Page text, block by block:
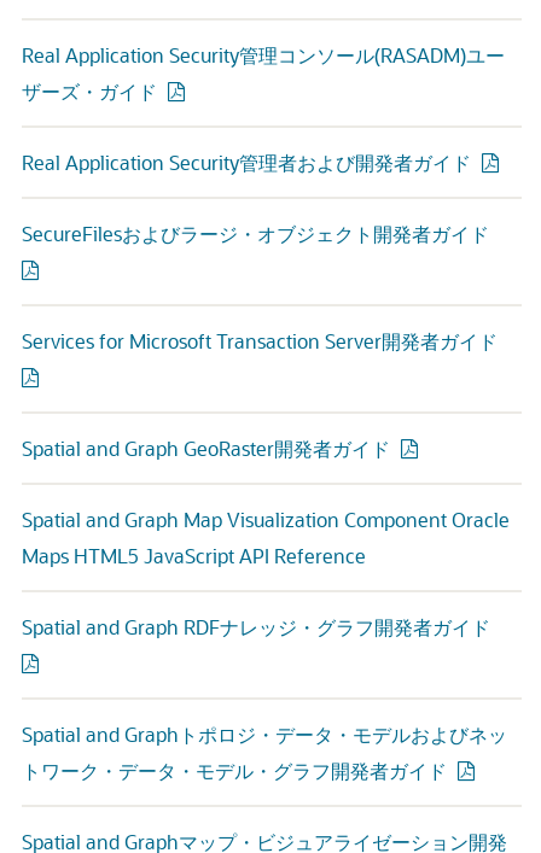
Real Application Security管理コンソール(RASADM)ユー
ザーズ・ガイド
Real Application Security管理者および開発者ガイド
SecureFilesおよびラージ・オブジェクト開発者ガイド
Services for Microsoft Transaction Server開発者ガイド
Spatial and Graph GeoRaster開発者ガイド
Spatial and Graph Map Visualization Component Oracle
Maps HTML5 JavaScript API Reference
Spatial and Graph RDFナレッジ・グラフ開発者ガイド
Spatial and Graphトポロジ・データ・モデルおよびネッ
トワーク・データ・モデル・グラフ開発者ガイド
Spatial and Graphマップ・ビジュアライゼーション開発